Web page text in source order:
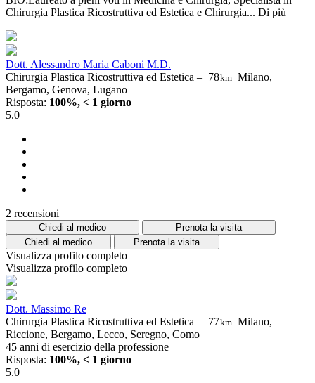
Chirurgia Plastica Ricostruttiva ed Estetica e Chirurgia... Di più
Dott. Alessandro Maria Caboni M.D.
Chirurgia Plastica Ricostruttiva ed Estetica – 78km Milano,
Bergamo, Genova, Lugano
Risposta: 100%, < 1 giorno
5.0
2 recensioni
Chiedi al medico
Prenota la visita
Chiedi al medico
Prenota la visita
Visualizza profilo completo
Visualizza profilo completo
Dott. Massimo Re
Chirurgia Plastica Ricostruttiva ed Estetica – 77km Milano,
Riccione, Bergamo, Lecco, Seregno, Como
45 anni di esercizio della professione
Risposta: 100%, < 1 giorno
5.0